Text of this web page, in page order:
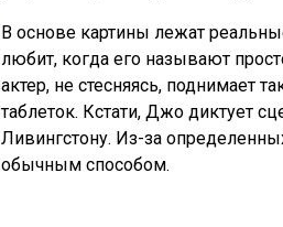
В основе картины лежат
любит, когда его называют
актер, не стесняясь, поднимает
таблеток. Кстати, Джо диктует
Ливингстону. Из-за
обычным способом.